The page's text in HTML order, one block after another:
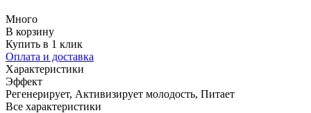
Много
В корзину
Купить в 1 клик
Оплата и доставка
Характеристики
Эффект
Регенерирует, Активизирует молодость, Питает
Все характеристики